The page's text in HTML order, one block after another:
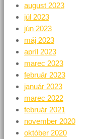
august 2023
júl 2023
jún 2023
máj 2023
apríl 2023
marec 2023
február 2023
január 2023
marec 2022
február 2021
november 2020
október 2020